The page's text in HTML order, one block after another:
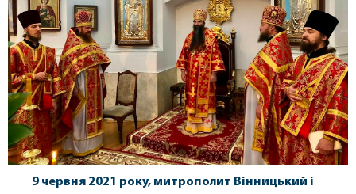
9 червня 2021 року, митрополит Вінницький і